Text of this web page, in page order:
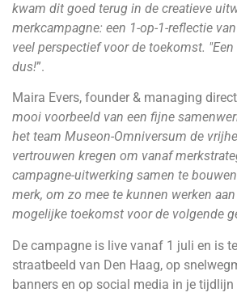
kwam dit goed terug in de creatieve
merkcampagne: een 1-op-1-reflectie
veel perspectief voor de toekomst.
dus!”.
Maira Evers, founder & managing
mooi voorbeeld van een fijne
het team Museon-Omniversum de
vertrouwen kregen om vanaf
campagne-uitwerking samen te
merk, om zo mee te kunnen werken
mogelijke toekomst voor de volgende
De campagne is live vanaf 1 juli en is
straatbeeld van Den Haag, op
banners en op social media in je tijdlijn